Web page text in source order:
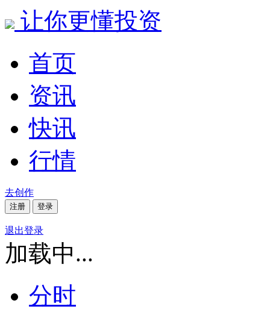
让你更懂投资
首页
资讯
快讯
行情
去创作
注册 登录
退出登录
加载中...
分时